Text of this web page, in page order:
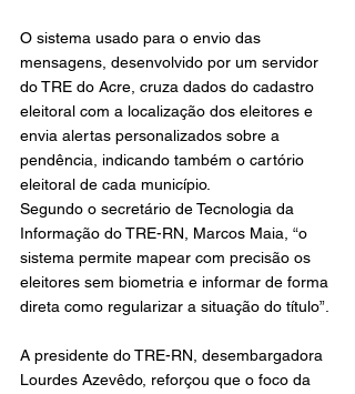
O sistema usado para o envio das
mensagens, desenvolvido por um servidor
do TRE do Acre, cruza dados do cadastro
eleitoral com a localização dos eleitores e
envia alertas personalizados sobre a
pendência, indicando também o cartório
eleitoral de cada município.
Segundo o secretário de Tecnologia da
Informação do TRE-RN, Marcos Maia, “o
sistema permite mapear com precisão os
eleitores sem biometria e informar de forma
direta como regularizar a situação do título”.
A presidente do TRE-RN, desembargadora
Lourdes Azevêdo, reforçou que o foco da